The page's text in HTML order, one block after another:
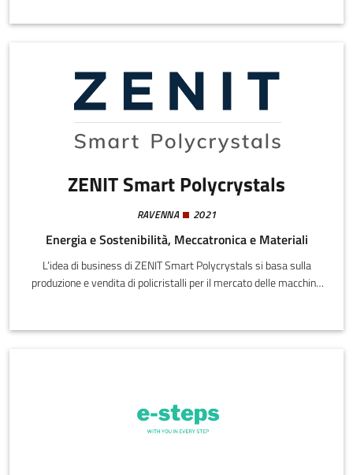
ZENIT Smart Polycrystals
RAVENNA 2021
Energia e Sostenibilità, Meccatronica e Materiali
L’idea di business di ZENIT Smart Polycrystals si basa sulla
produzione e vendita di policristalli per il mercato delle macchine
fascio laser è generato da un monocristallo che durante